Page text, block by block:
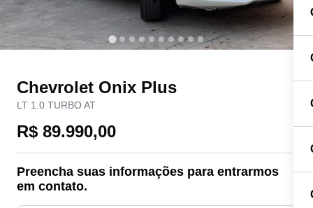
Chevrolet Onix Plus
LT 1.0 TURBO AT
R$ 89.990,00
Preencha suas informações para entrarmos
em contato.